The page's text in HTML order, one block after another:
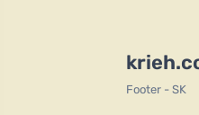
Footer - SK